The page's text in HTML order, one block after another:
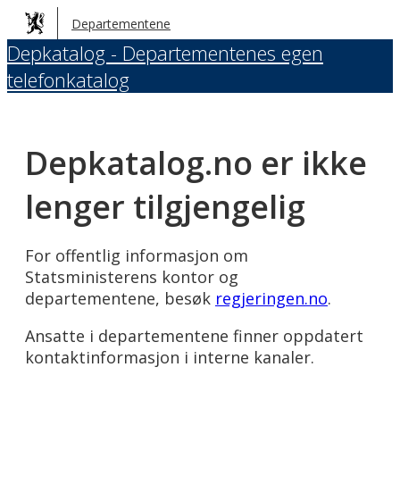
Hopp
til
hovedinnhold
Departementene
Depkatalog - Departementenes egen
telefonkatalog
Depkatalog.no er ikke
lenger tilgjengelig
For offentlig informasjon om
Statsministerens kontor og
departementene, besøk regjeringen.no.
Ansatte i departementene finner oppdatert
kontaktinformasjon i interne kanaler.